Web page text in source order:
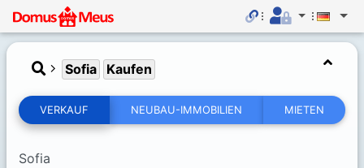
Sofia Kaufen
VERKAUF NEUBAU-IMMOBILIEN MIETEN